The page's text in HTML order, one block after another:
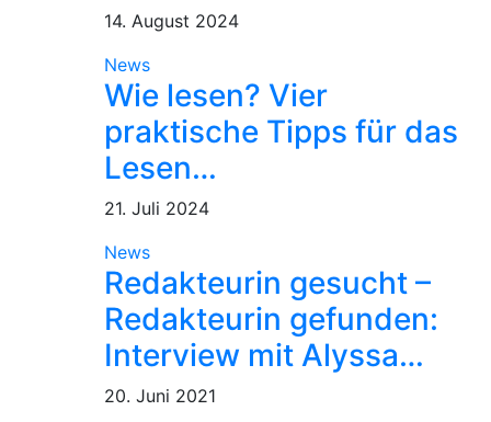
14. August 2024
News
Wie lesen? Vier
praktische Tipps für das
Lesen…
21. Juli 2024
News
Redakteurin gesucht –
Redakteurin gefunden:
Interview mit Alyssa…
20. Juni 2021